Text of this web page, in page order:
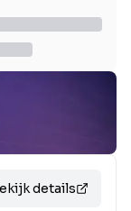
details